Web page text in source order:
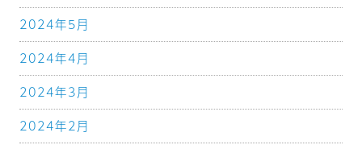
2024年5月
2024年4月
2024年3月
2024年2月